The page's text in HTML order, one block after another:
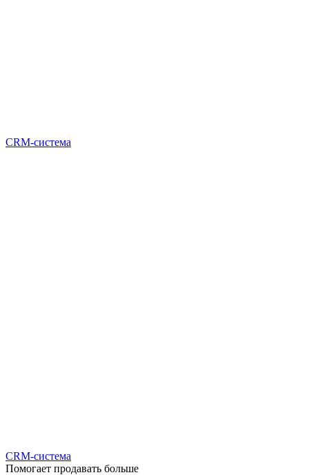
CRM-система
CRM-система
Помогает продавать больше